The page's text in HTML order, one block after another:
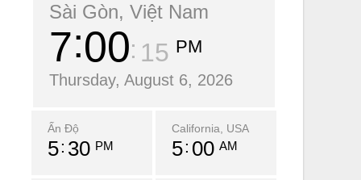
Sài Gòn, Việt Nam
7 00 17 PM
Thursday, August 6, 2026
Ấn Độ
5 30 PM
California, USA
5 00 AM